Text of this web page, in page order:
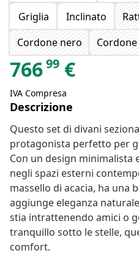
Griglia
Inclinato
Cordone nero
76699 €
IVA Compresa
Descrizione
Questo set di divani
protagonista perfetto per
Con un design minimalista
negli spazi esterni
massello di acacia, ha una
aggiunge eleganza
stia intrattenendo amici o
tranquillo sotto le stelle,
comfort.